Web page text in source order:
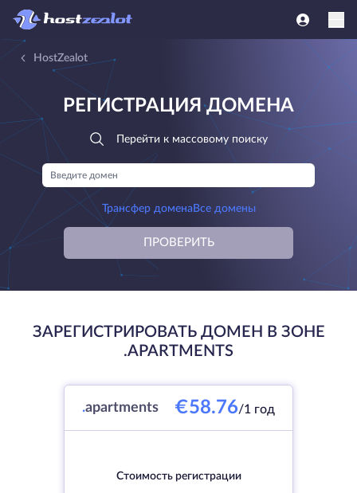
HostZealot
РЕГИСТРАЦИЯ ДОМЕНА
Перейти к массовому поиску
Трансфер домена Все домены
ПРОВЕРИТЬ
ЗАРЕГИСТРИРОВАТЬ ДОМЕН В ЗОНЕ
.APARTMENTS
.apartments €58.76/1 год
Стоимость регистрации